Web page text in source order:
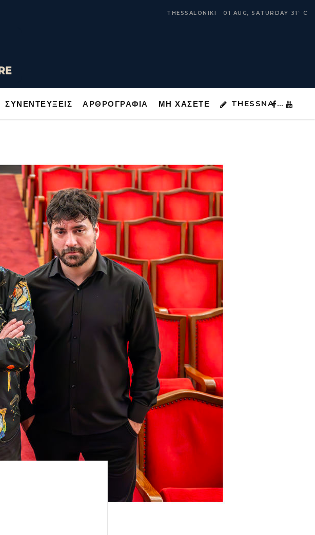
THESSALONIKI 01 AUG, SATURDAY 31 ° C
ΣΥΝΕΝΤΕΥΞΕΙΣ ΑΡΘΡΟΓΡΑΦΙΑ ΜΗ ΧΑΣΕΤΕ THESSNA …
ΜΗ ΧΑΣΕΤΕ THESSNA …